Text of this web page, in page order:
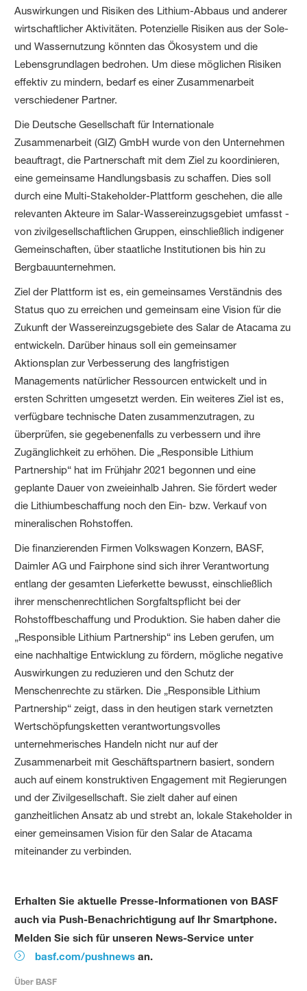
Auswirkungen und Risiken des Lithium-Abbaus und anderer
wirtschaftlicher Aktivitäten. Potenzielle Risiken aus der Sole-
und Wassernutzung könnten das Ökosystem und die
Lebensgrundlagen bedrohen. Um diese möglichen Risiken
effektiv zu mindern, bedarf es einer Zusammenarbeit
verschiedener Partner.
Die Deutsche Gesellschaft für Internationale
Zusammenarbeit (GIZ) GmbH wurde von den Unternehmen
beauftragt, die Partnerschaft mit dem Ziel zu koordinieren,
eine gemeinsame Handlungsbasis zu schaffen. Dies soll
durch eine Multi-Stakeholder-Plattform geschehen, die alle
relevanten Akteure im Salar-Wassereinzugsgebiet umfasst -
von zivilgesellschaftlichen Gruppen, einschließlich indigener
Gemeinschaften, über staatliche Institutionen bis hin zu
Bergbauunternehmen.
Ziel der Plattform ist es, ein gemeinsames Verständnis des
Status quo zu erreichen und gemeinsam eine Vision für die
Zukunft der Wassereinzugsgebiete des Salar de Atacama zu
entwickeln. Darüber hinaus soll ein gemeinsamer
Aktionsplan zur Verbesserung des langfristigen
Managements natürlicher Ressourcen entwickelt und in
ersten Schritten umgesetzt werden. Ein weiteres Ziel ist es,
verfügbare technische Daten zusammenzutragen, zu
überprüfen, sie gegebenenfalls zu verbessern und ihre
Zugänglichkeit zu erhöhen. Die „Responsible Lithium
Partnership“ hat im Frühjahr 2021 begonnen und eine
geplante Dauer von zweieinhalb Jahren. Sie fördert weder
die Lithiumbeschaffung noch den Ein- bzw. Verkauf von
mineralischen Rohstoffen.
Die finanzierenden Firmen Volkswagen Konzern, BASF,
Daimler AG und Fairphone sind sich ihrer Verantwortung
entlang der gesamten Lieferkette bewusst, einschließlich
ihrer menschenrechtlichen Sorgfaltspflicht bei der
Rohstoffbeschaffung und Produktion. Sie haben daher die
„Responsible Lithium Partnership“ ins Leben gerufen, um
eine nachhaltige Entwicklung zu fördern, mögliche negative
Auswirkungen zu reduzieren und den Schutz der
Menschenrechte zu stärken. Die „Responsible Lithium
Partnership“ zeigt, dass in den heutigen stark vernetzten
Wertschöpfungsketten verantwortungsvolles
unternehmerisches Handeln nicht nur auf der
Zusammenarbeit mit Geschäftspartnern basiert, sondern
auch auf einem konstruktiven Engagement mit Regierungen
und der Zivilgesellschaft. Sie zielt daher auf einen
ganzheitlichen Ansatz ab und strebt an, lokale Stakeholder in
einer gemeinsamen Vision für den Salar de Atacama
miteinander zu verbinden.
Erhalten Sie aktuelle Presse-Informationen von BASF
auch via Push-Benachrichtigung auf Ihr Smartphone.
Melden Sie sich für unseren News-Service unter
basf.com/pushnews an.
Über BASF